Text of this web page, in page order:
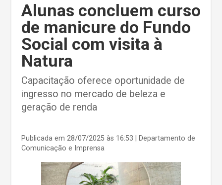
Alunas concluem curso
de manicure do Fundo
Social com visita à
Natura
Capacitação oferece oportunidade de
ingresso no mercado de beleza e
geração de renda
Publicada em 28/07/2025 às 16:53
| Departamento de
Comunicação e Imprensa